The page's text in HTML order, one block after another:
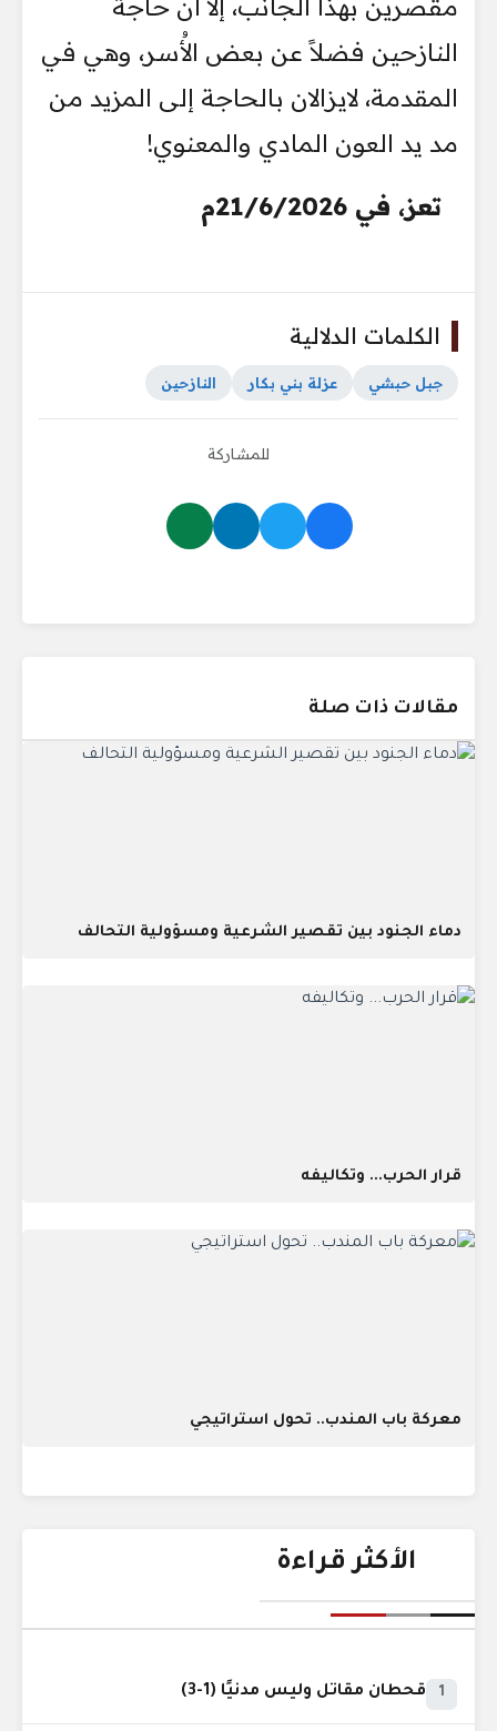
مقصرين بهذا الجانب، إلا أن حاجة
النازحين فضلاً عن بعض الأُسر، وهي في
المقدمة، لايزالان بالحاجة إلى المزيد من
مد يد العون المادي والمعنوي!
تعز، في 21/6/2026م
الكلمات الدلالية
جبل حبشي عزلة بني بكار النازحين
للمشاركة
مقالات ذات صلة
دماء الجنود بين تقصير الشرعية ومسؤولية التحالف
قرار الحرب... وتكاليفه
معركة باب المندب.. تحول استراتيجي
الأكثر قراءة
1 قحطان مقاتل وليس مدنيًا (1-3)